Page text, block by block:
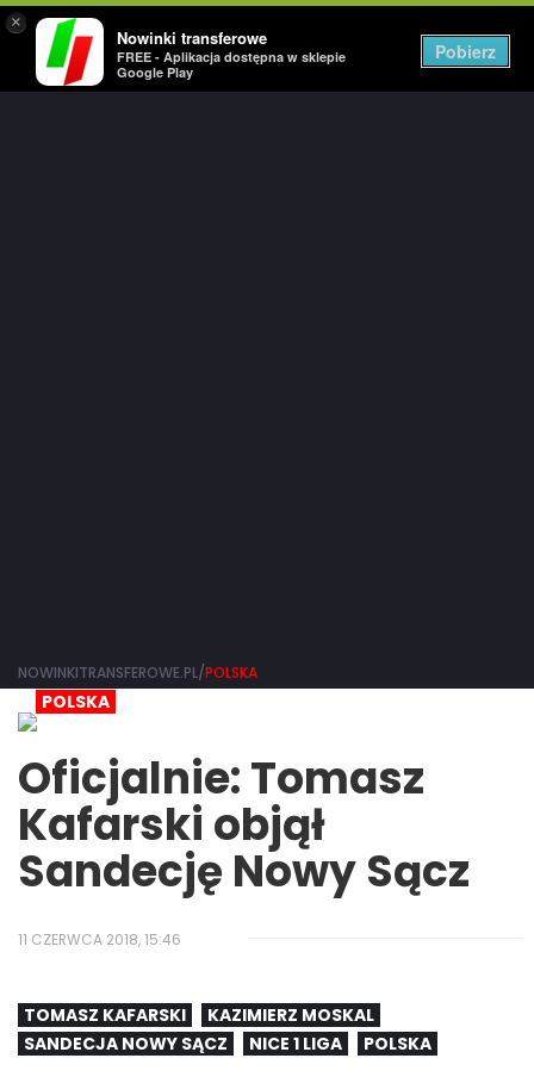
×
Nowinki transferowe
FREE - Aplikacja dostępna w sklepie
Google Play
Pobierz
NOWINKITRANSFEROWE.PL/POLSKA
POLSKA
Oficjalnie: Tomasz
Kafarski objął
Sandecję Nowy Sącz
11 CZERWCA 2018, 15:46
TOMASZ KAFARSKI
KAZIMIERZ MOSKAL
SANDECJA NOWY SĄCZ
NICE 1 LIGA POLSKA